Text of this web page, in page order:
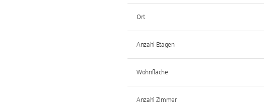
Ort
Anzahl Etagen
Wohnfläche
Anzahl Zimmer